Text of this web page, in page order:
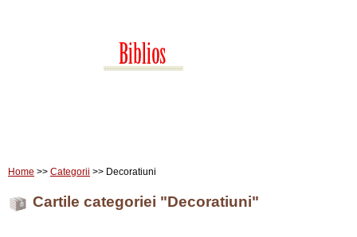
Home >> Categorii >> Decoratiuni
Cartile categoriei "Decoratiuni"